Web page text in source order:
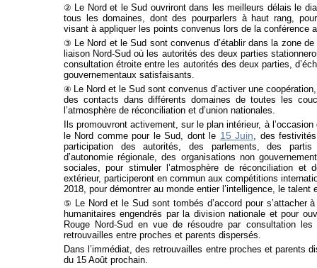
② Le Nord et le Sud ouvriront dans les meilleurs délais le
tous les domaines, dont des pourparlers à haut rang,
visant à appliquer les points convenus lors de la conférence
③ Le Nord et le Sud sont convenus d’établir dans la zone
liaison Nord-Sud où les autorités des deux parties
consultation étroite entre les autorités des deux parties,
gouvernementaux satisfaisants.
④ Le Nord et le Sud sont convenus d’activer une
des contacts dans différents domaines de toutes les
l’atmosphère de réconciliation et d’union nationales.
Ils promouvront activement, sur le plan intérieur, à
le Nord comme pour le Sud, dont le 15 Juin, des
participation des autorités, des parlements, des partis
d’autonomie régionale, des organisations non
sociales, pour stimuler l’atmosphère de réconciliation et
extérieur, participeront en commun aux compétitions
2018, pour démontrer au monde entier l’intelligence, le talent
⑤ Le Nord et le Sud sont tombés d’accord pour s’attacher
humanitaires engendrés par la division nationale et pour
Rouge Nord-Sud en vue de résoudre par consultation
retrouvailles entre proches et parents dispersés.
Dans l’immédiat, des retrouvailles entre proches et parents
du 15 Août prochain.